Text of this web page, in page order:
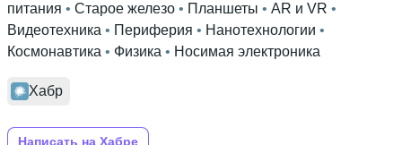
питания • Старое железо • Планшеты • AR и VR
Видеотехника • Периферия • Нанотехнологии
Космонавтика • Физика • Носимая электроника
Хабр
Написать на Хабре